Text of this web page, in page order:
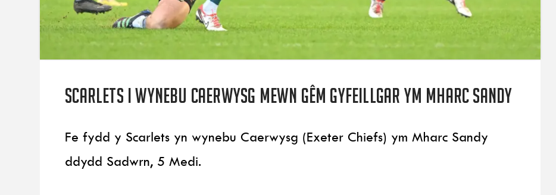
Scarlets i wynebu Caerwysg mewn gêm gyfeillgar ym Mharc Sandy
Fe fydd y Scarlets yn wynebu Caerwysg (Exeter Chiefs) ym Mharc Sandy
ddydd Sadwrn, 5 Medi.